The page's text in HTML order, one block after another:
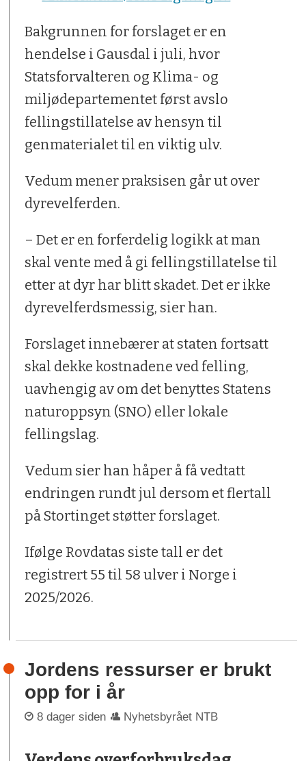
Bakgrunnen for forslaget er en
hendelse i Gausdal i juli, hvor
Statsforvalteren og Klima- og
miljødepartementet først avslo
fellingstillatelse av hensyn til
genmaterialet til en viktig ulv.
Vedum mener praksisen går ut over
dyrevelferden.
– Det er en forferdelig logikk at man
skal vente med å gi fellingstillatelse til
etter at dyr har blitt skadet. Det er ikke
dyrevelferdsmessig, sier han.
Forslaget innebærer at staten fortsatt
skal dekke kostnadene ved felling,
uavhengig av om det benyttes Statens
naturoppsyn (SNO) eller lokale
fellingslag.
Vedum sier han håper å få vedtatt
endringen rundt jul dersom et flertall
på Stortinget støtter forslaget.
Ifølge Rovdatas siste tall er det
registrert 55 til 58 ulver i Norge i
2025/2026.
Jordens ressurser er brukt
opp for i år
8 dager siden Nyhetsbyrået NTB